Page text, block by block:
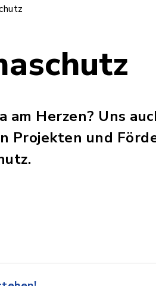
Herzen? Uns
Projekten und